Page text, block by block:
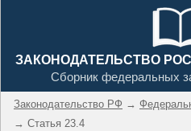
ЗАКОНОДАТЕЛЬСТВО
Сборник федеральных
Законодательство РФ →
→ Статья 23.4